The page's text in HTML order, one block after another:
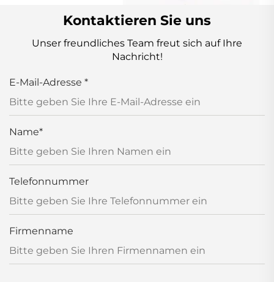
Kontaktieren Sie uns
Unser freundliches Team freut sich auf Ihre
Nachricht!
E-Mail-Adresse *
Name*
Telefonnummer
Firmenname